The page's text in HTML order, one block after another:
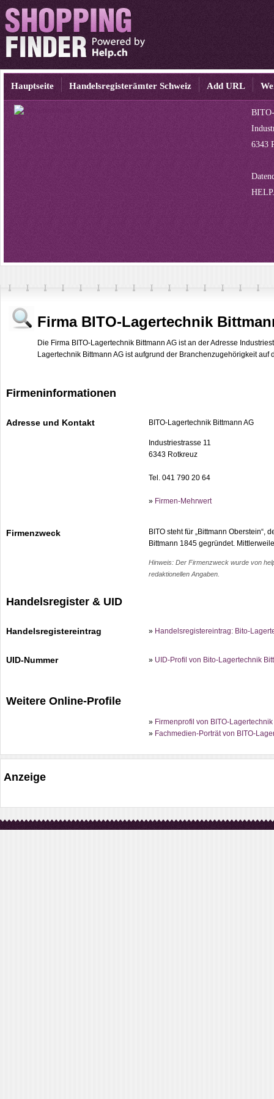
Hauptseite Handelsregisterämter Schweiz Add URL
6343
Firma BITO-Lagertechnik
Die Firma BITO-Lagertechnik Bittmann AG ist an der Adresse
Lagertechnik Bittmann AG ist aufgrund der Branchenzugehörigkeit
Firmeninformationen
Adresse und Kontakt BITO-Lagertechnik Bittmann AG
Industriestrasse 11
6343 Rotkreuz
Tel. 041 790 20 64
» Firmen-Mehrwert
Firmenzweck
BITO steht für „Bittmann
Bittmann 1845 gegründet.
Hinweis: Der Firmenzweck wurde von
redaktionellen Angaben.
Handelsregister & UID
Handelsregistereintrag » Handelsregistereintrag: Bito-
UID-Nummer » UID-Profil von Bito-Lagertechnik
Weitere Online-Profile
» Firmenprofil von BITO-
» Fachmedien-Porträt von BITO-
Anzeige